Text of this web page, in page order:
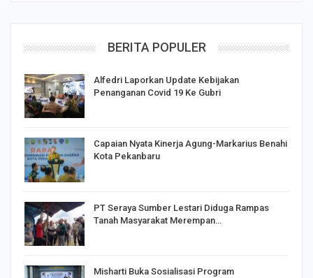
BERITA POPULER
Alfedri Laporkan Update Kebijakan
Penanganan Covid 19 Ke Gubri
Capaian Nyata Kinerja Agung-Markarius Benahi
Kota Pekanbaru
PT Seraya Sumber Lestari Diduga Rampas
Tanah Masyarakat Merempan…
Misharti Buka Sosialisasi Program